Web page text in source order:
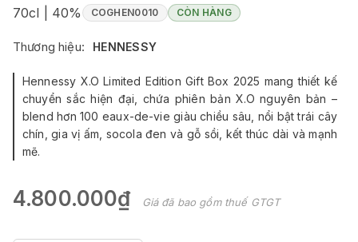
70cl | 40% COGHEN0010 CÒN HÀNG
Thương hiệu: HENNESSY
Hennessy X.O Limited Edition Gift Box 2025 mang thiết kế
chuyển sắc hiện đại, chứa phiên bản X.O nguyên bản –
blend hơn 100 eaux-de-vie giàu chiều sâu, nổi bật trái cây
chín, gia vị ấm, socola đen và gỗ sồi, kết thúc dài và mạnh
mẽ.
4.800.000₫ Giá đã bao gồm thuế GTGT